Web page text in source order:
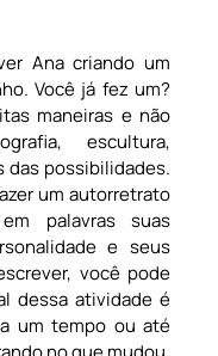
Ana criando um
Você já fez um?
maneiras e não
escultura,
das possibilidades.
um autorretrato
palavras suas
e seus
você pode
dessa atividade é
um tempo ou até